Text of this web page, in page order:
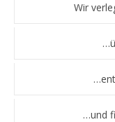
Wir
…und